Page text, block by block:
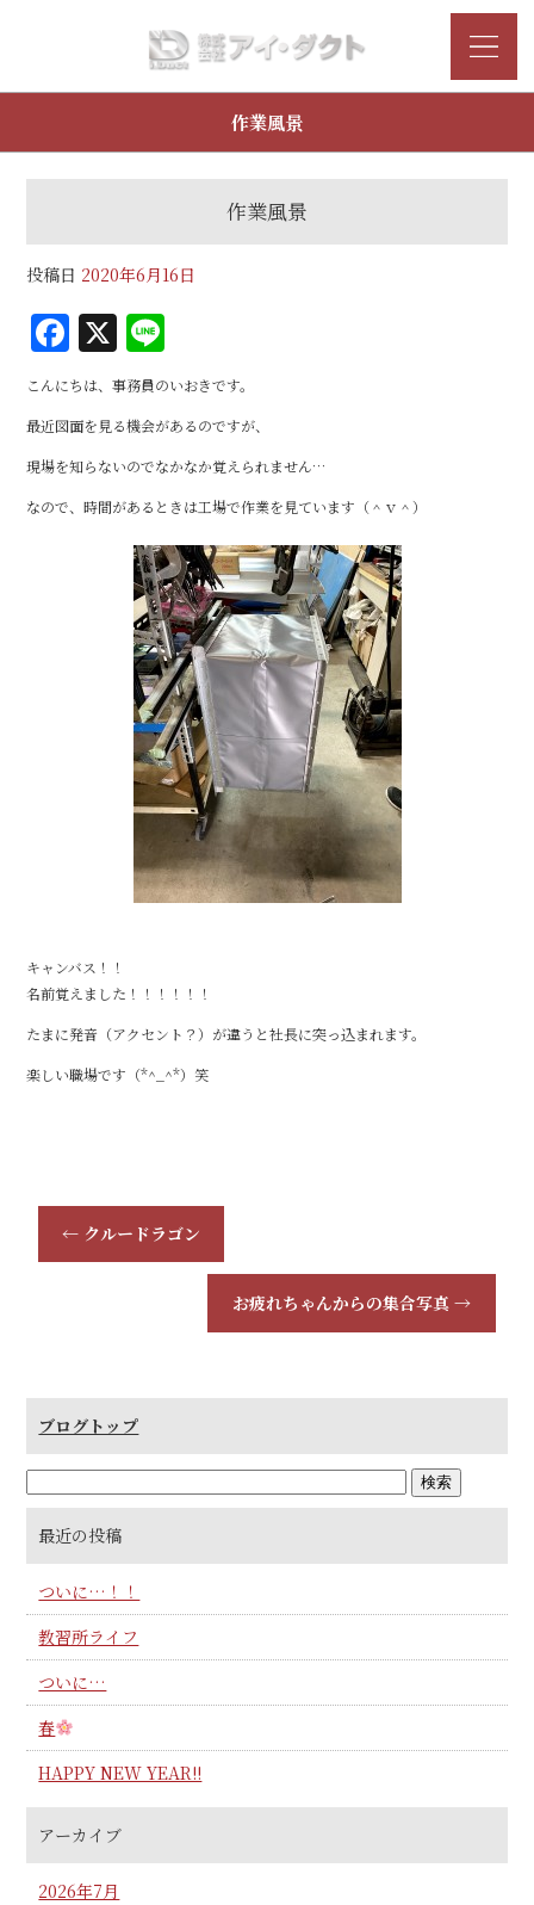
作業風景
作業風景
投稿日 2020年6月16日
F
a
c
e
b
o
X
n
e
こんにちは、事務員のいおきです。
最近図面を見る機会があるのですが、
現場を知らないのでなかなか覚えられません…
なので、時間があるときは工場で作業を見ています（＾ｖ＾）
キャンバス！！
名前覚えました！！！！！！
たまに発音（アクセント？）が違うと社長に突っ込まれます。
楽しい職場です（*^_^*）笑
← クルードラゴン
お疲れちゃんからの集合写真 →
ブログトップ
最近の投稿
ついに…！！
教習所ライフ
ついに…
春
HAPPY NEW YEAR!!
アーカイブ
2026年7月